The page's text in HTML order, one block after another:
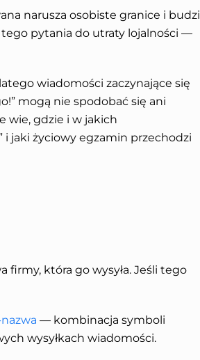
narusza osobiste granice i budzi
tego pytania do utraty lojalności —
wiadomości zaczynające się
mogą nie spodobać się ani
wie, gdzie i w jakich
i jaki życiowy egzamin przechodzi
firmy, która go wysyła. Jeśli tego
— kombinacja symboli
wysyłkach wiadomości.